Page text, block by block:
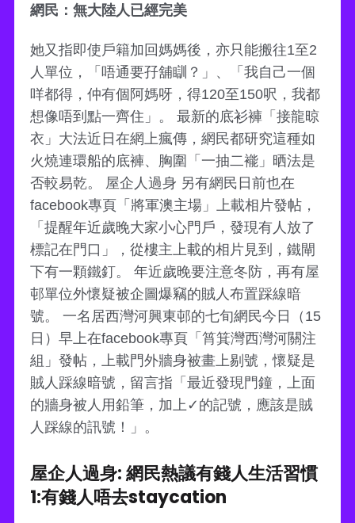
網民：無大陸人已經完美
她又指即使戶籍加回媽媽後，亦只能搬往1至2
人單位，「唔通要孖舖瞓？」、「我自己一個
咩都得，仲有個阿媽呀，得120至150呎，我都
想像唔到點一齊住」。 最新的底衫褲「接龍晾
衣」大法近日在網上瘋傳，網民都研究這種如
火燒連環船的底褲、胸圍「一抽二褦」晒法是
否較易乾。 屋企人過身 另有網民日前也在
facebook專頁「將軍澳主場」上載相片發帖，
「提醒年近歲晚大家小心門戶，發現有人放了
標記在門口」，從樓主上載的相片見到，鐵閘
下有一顆鐵釘。 年近歲晚要注意冬防，再有屋
邨單位外懷疑被企圖爆竊的賊人布置踩線暗
號。 一名居西灣河興東邨的七旬網民今日（15
日）早上在facebook專頁「筲箕灣西灣河關注
組」發帖，上載門外牆身被畫上剔號，懷疑是
賊人踩線暗號，留言指「最近發現門鐘，上面
的牆身被人用鉛筆，加上✓的記號，應該是賊
人踩線的訊號！」。
屋企人過身: 網民熱議有錢人生活習慣
1:有錢人唔去staycation